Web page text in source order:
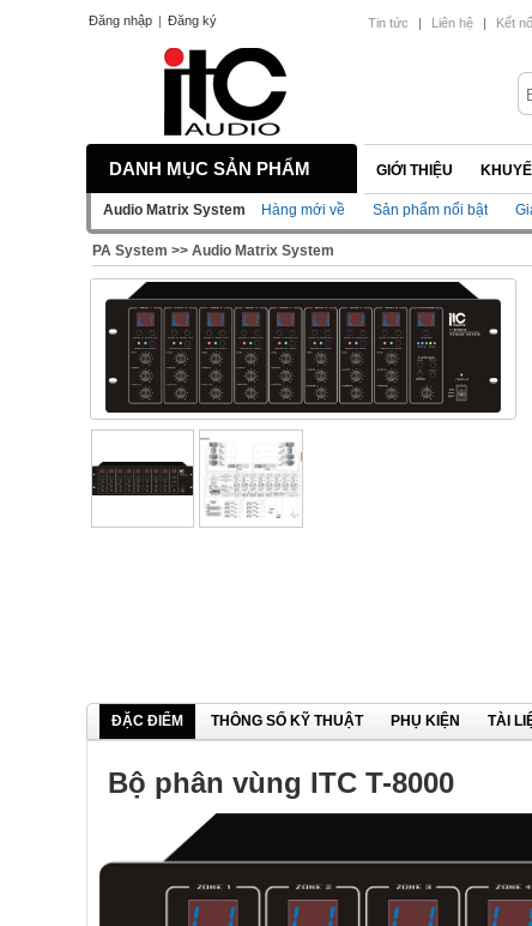
Đăng nhập | Đăng ký Tin tức | Liên hệ | Kết
DANH MỤC SẢN PHẨM GIỚI THIỆU
Audio Matrix System Hàng mới về Sản phẩm nổi bật
PA System >> Audio Matrix System
ĐẶC ĐIỂM THÔNG SỐ KỸ THUẬT PHỤ KIỆN TÀI
Bộ phân vùng ITC T-8000